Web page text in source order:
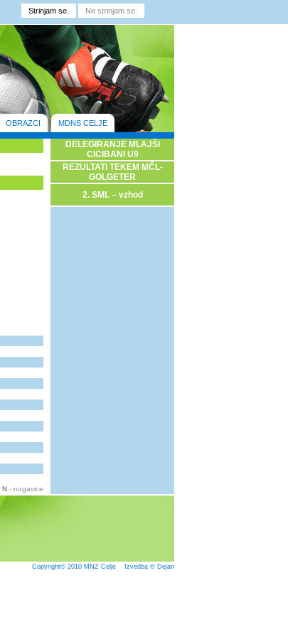
OBRAZCI MDNS CELJE
N - nogavice
DELEGIRANJE MLAJŠI
CICIBANI U9
REZULTATI TEKEM MČL-
GOLGETER
2. SML – vzhod
Copyright© 2010 MNZ Celje Izvedba © Dejan